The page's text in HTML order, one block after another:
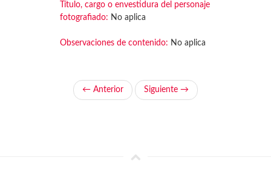
Título, cargo o envestidura del personaje
fotografiado: No aplica
Observaciones de contenido: No aplica
← Anterior Siguiente →